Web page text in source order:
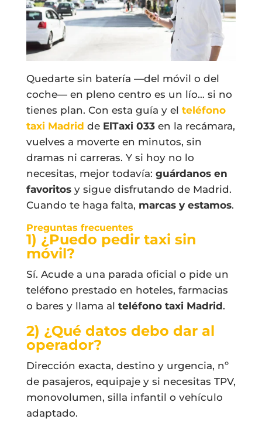
Quedarte sin batería —del móvil o del
coche— en pleno centro es un lío… si no
tienes plan. Con esta guía y el teléfono
taxi Madrid de ElTaxi 033en la recámara,
vuelves a moverte en minutos, sin
dramas ni carreras. Y si hoy no lo
necesitas, mejor todavía: guárdanos en
favoritosy sigue disfrutando de Madrid.
Cuando te haga falta, marcas y estamos.
Preguntas frecuentes
1) ¿Puedo pedir taxi sin
móvil?
Sí. Acude a una parada oficial o pide un
teléfono prestado en hoteles, farmacias
o bares y llama al teléfono taxi Madrid.
2) ¿Qué datos debo dar al
operador?
Dirección exacta, destino y urgencia, nº
de pasajeros, equipaje y si necesitas TPV,
monovolumen, silla infantil o vehículo
adaptado.